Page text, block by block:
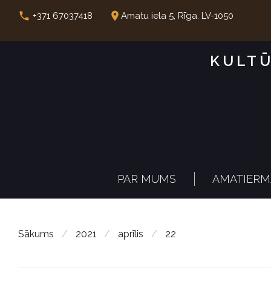
e
call +371 67037418 place Amatu iela 5, Rīga. LV-1050
PAR MUMS
Sākums / 2021 / aprīlis / 22